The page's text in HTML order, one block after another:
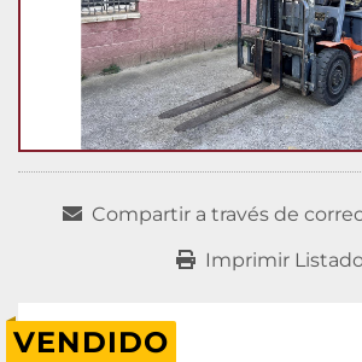
Compartir a través de
Imprimir
VENDIDO